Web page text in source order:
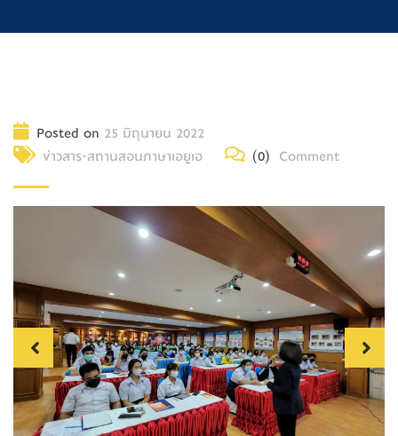
Posted on 25 มิถุนายน 2022
ข่าวสาร-สถานสอนภาษาเอยูเอ
(0) Comment
Previous Next